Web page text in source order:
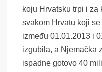
koju Hrvatsku trpi i
svakom Hrvatu koji
između 01.01.2013 i
izgubila, a Njemačka
ispadne gotovo 40